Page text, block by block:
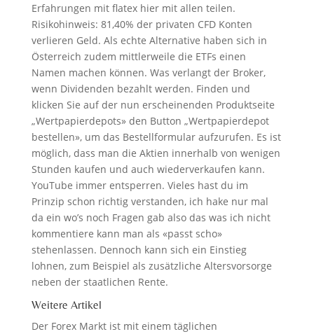
Erfahrungen mit flatex hier mit allen teilen.
Risikohinweis: 81,40% der privaten CFD Konten
verlieren Geld. Als echte Alternative haben sich in
Österreich zudem mittlerweile die ETFs einen
Namen machen können. Was verlangt der Broker,
wenn Dividenden bezahlt werden. Finden und
klicken Sie auf der nun erscheinenden Produktseite
„Wertpapierdepots» den Button „Wertpapierdepot
bestellen», um das Bestellformular aufzurufen. Es ist
möglich, dass man die Aktien innerhalb von wenigen
Stunden kaufen und auch wiederverkaufen kann.
YouTube immer entsperren. Vieles hast du im
Prinzip schon richtig verstanden, ich hake nur mal
da ein wo’s noch Fragen gab also das was ich nicht
kommentiere kann man als «passt scho»
stehenlassen. Dennoch kann sich ein Einstieg
lohnen, zum Beispiel als zusätzliche Altersvorsorge
neben der staatlichen Rente.
Weitere Artikel
Der Forex Markt ist mit einem täglichen